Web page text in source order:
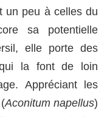
un peu à celles du
sa potentielle
elle porte des
la font de loin
Appréciant les
Aconitum napellus)